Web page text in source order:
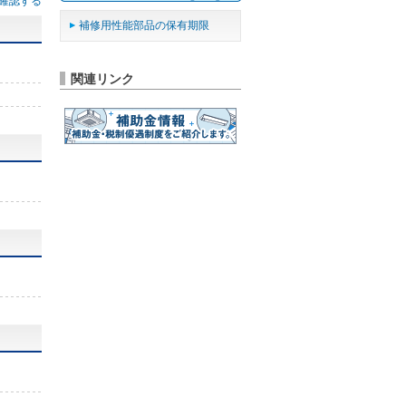
補修用性能部品の保有期限
関連リンク